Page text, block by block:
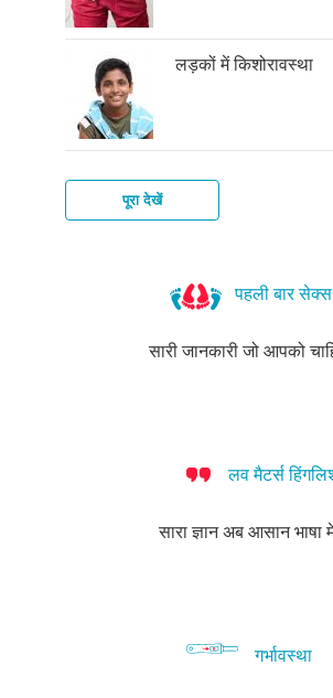
लड़कों में किशोरावस्था
पूरा देखें
पहली बार सेक्स
सारी जानकारी जो आपको
लव मैटर्स
सारा ज्ञान अब आसान भाषा
गर्भावस्था